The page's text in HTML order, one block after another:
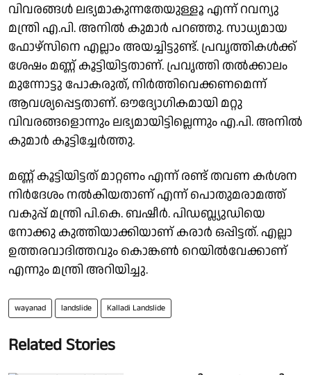
വിവരങ്ങൾ ലഭ്യമാകുന്നതേയുള്ളൂ എന്ന് റവന്യു
മന്ത്രി എ.പി. അനിൽ കുമാർ പറഞ്ഞു. സാധ്യമായ
ഫോഴ്സിനെ എല്ലാം അയച്ചിട്ടുണ്ട്. പ്രവൃത്തികൾക്ക്
ശേഷം മണ്ണ് കൂട്ടിയിട്ടതാണ്. പ്രവൃത്തി തൽക്കാലം
മുന്നോട്ടു പോകരുത്, നിർത്തിവെക്കണമെന്ന്
ആവശ്യപ്പെട്ടതാണ്. ഔദ്യോഗികമായി മറ്റു
വിവരങ്ങളൊന്നും ലഭ്യമായിട്ടില്ലെന്നും എ.പി. അനിൽ
കുമാർ കൂട്ടിച്ചേർത്തു.
മണ്ണ് കൂട്ടിയിട്ടത് മാറ്റണം എന്ന് രണ്ട് തവണ കർശന
നിർദേശം നൽകിയതാണ് എന്ന് പൊതുമരാമത്ത്
വകുപ്പ് മന്ത്രി പി.കെ. ബഷീര്‍. പിഡബ്ല്യുഡിയെ
നോക്കു കുത്തിയാക്കിയാണ് കരാർ ഒപ്പിട്ടത്. എല്ലാ
ഉത്തരവാദിത്തവും കൊങ്കൺ റെയിൽവേക്കാണ്
എന്നും മന്ത്രി അറിയിച്ചു.
wayanad landslide Kalladi Landslide
Related Stories